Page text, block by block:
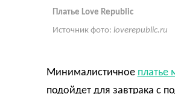
Платье Love Republic
Источник фото: loverepublic.ru
Минималистичное платье
подойдет для завтрака с